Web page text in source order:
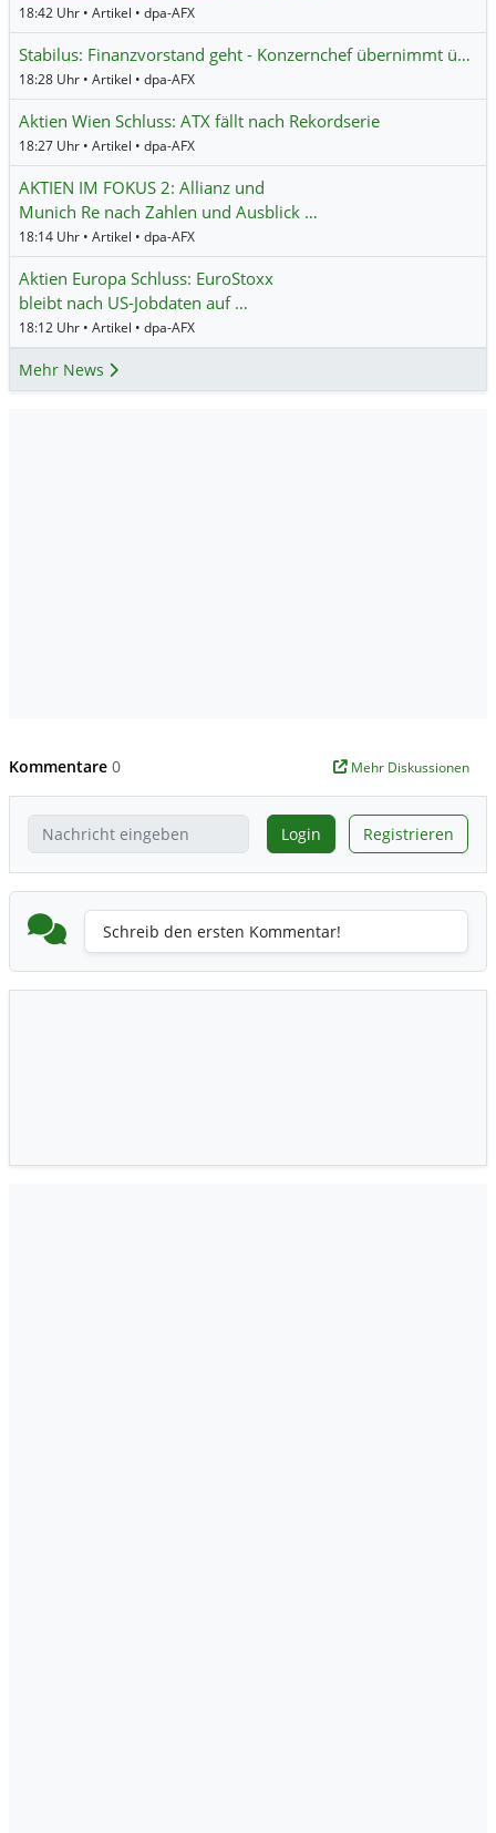
18:42 Uhr • Artikel • dpa-AFX
Stabilus: Finanzvorstand geht - Konzernchef übernimmt ü…
18:28 Uhr • Artikel • dpa-AFX
Aktien Wien Schluss: ATX fällt nach Rekordserie
18:27 Uhr • Artikel • dpa-AFX
AKTIEN IM FOKUS 2: Allianz und
Munich Re nach Zahlen und Ausblick …
18:14 Uhr • Artikel • dpa-AFX
Aktien Europa Schluss: EuroStoxx
bleibt nach US-Jobdaten auf …
18:12 Uhr • Artikel • dpa-AFX
Mehr News
Kommentare 0 Mehr Diskussionen
Login Registrieren
Schreib den ersten Kommentar!